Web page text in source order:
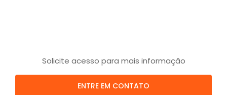
Solicite acesso para mais informação
ENTRE EM CONTATO